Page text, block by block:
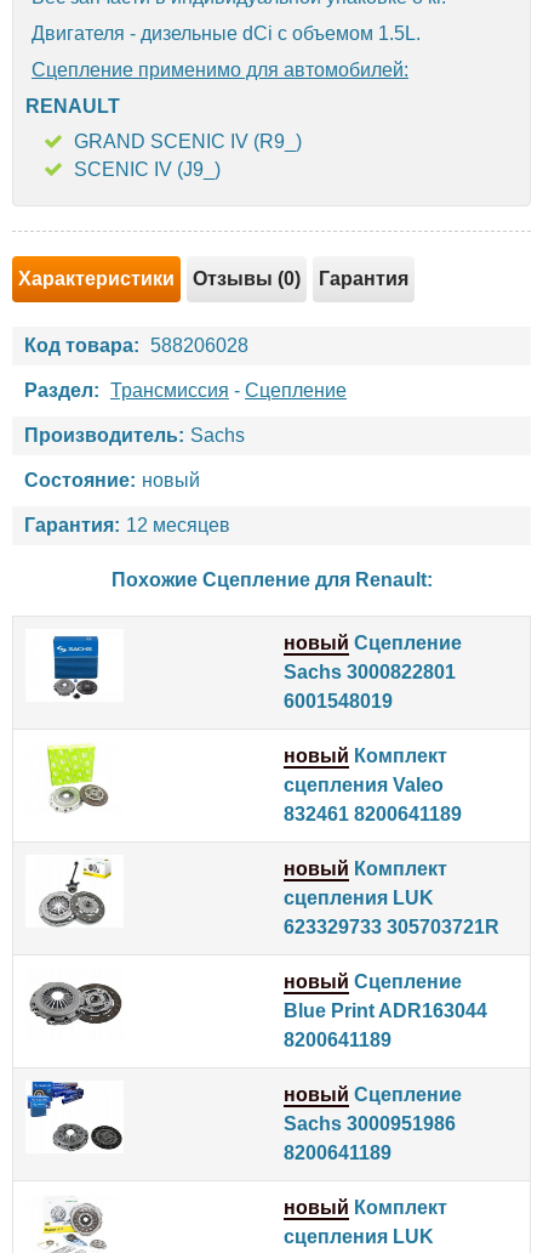
Двигателя - дизельные dCi с объемом 1.5L.
Сцепление применимо для автомобилей:
RENAULT
GRAND SCENIC IV (R9_)
SCENIC IV (J9_)
Характеристики Отзывы (0) Гарантия
Код товара: 588206028
Раздел: Трансмиссия - Сцепление
Производитель: Sachs
Состояние: новый
Гарантия: 12 месяцев
Похожие Сцепление для Renault:
новый Сцепление
Sachs 3000822801
6001548019
новый Комплект
сцепления Valeo
832461 8200641189
новый Комплект
сцепления LUK
623329733 305703721R
новый Сцепление
Blue Print ADR163044
8200641189
новый Сцепление
Sachs 3000951986
8200641189
новый Комплект
сцепления LUK